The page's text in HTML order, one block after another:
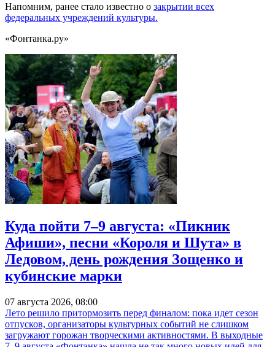
Напомним, ранее стало известно о закрытии всех
федеральных учреждений культуры.
«Фонтанка.ру»
Куда пойти 7–9 августа: «Пикник
Афиши», песни «Короля и Шута» в
Ледовом, день рождения Зощенко и
кубинские марки
07 августа 2026, 08:00
Лето решило притормозить перед финалом: пока идет сезон
отпусков, организаторы культурных событий не слишком
загружают горожан творческими активностями. В выходные